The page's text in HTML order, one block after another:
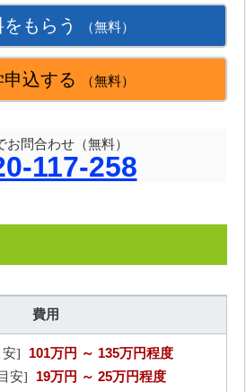
もらう （無料）
申込する （無料）
お問合わせ（無料）
117-258
費用
安] 101万円 ～ 135万円程度
安] 19万円 ～ 25万円程度